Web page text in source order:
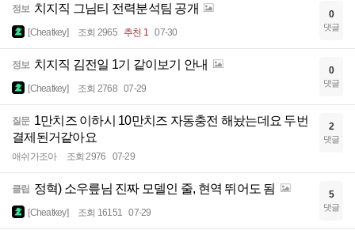
정보 치지직 그님티 전력분석팀 공개
[Cheatkey] 조회 2965 추천 1 07-30
0
댓글
정보 치지직 김전일 1기 같이보기 안내
[Cheatkey] 조회 2768 07-29
0
댓글
질문 1만치즈 이하시 10만치즈 자동충전 해놨는데요 두번
결제된거같아요
애쉬가조아 조회 2976 07-29
2
댓글
클립 정혁) 소우릎님 진짜 모델인 줄, 현역 뛰어도 됨
[Cheatkey] 조회 16151 07-29
5
댓글